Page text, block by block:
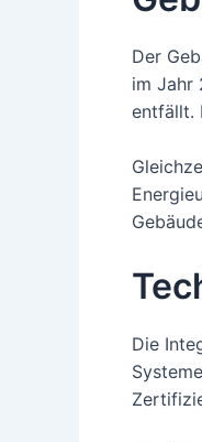
Der
im Jahr
entfällt.
Die